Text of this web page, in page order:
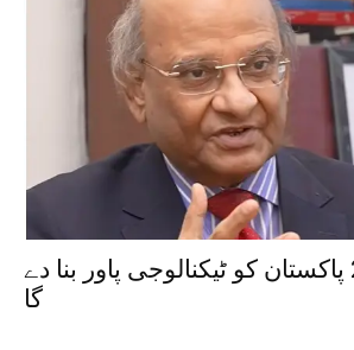
کیا سی پیک 2.0 پاکستان کو ٹیکنالوجی پاور بنا دے
گا